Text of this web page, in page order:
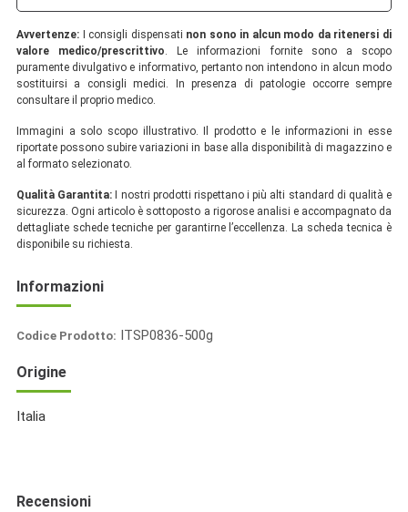
Avvertenze: I consigli dispensati non sono in alcun modo da ritenersi di
valore medico/prescrittivo. Le informazioni fornite sono a scopo
puramente divulgativo e informativo, pertanto non intendono in alcun modo
sostituirsi a consigli medici. In presenza di patologie occorre sempre
consultare il proprio medico.
Immagini a solo scopo illustrativo. Il prodotto e le informazioni in esse
riportate possono subire variazioni in base alla disponibilità di magazzino e
al formato selezionato.
Qualità Garantita: I nostri prodotti rispettano i più alti standard di qualità e
sicurezza. Ogni articolo è sottoposto a rigorose analisi e accompagnato da
dettagliate schede tecniche per garantirne l’eccellenza. La scheda tecnica è
disponibile su richiesta.
Informazioni
Codice Prodotto: ITSP0836-500g
Spezie
Origine
Italia
Recensioni